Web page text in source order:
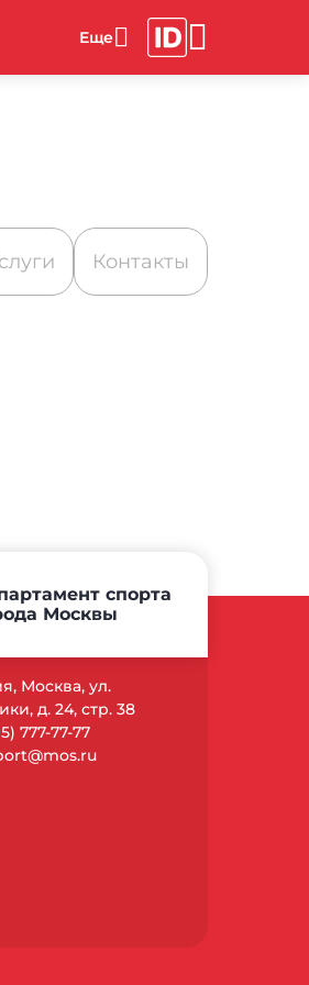
Контакты
спорта
Москвы
Москва, ул.
д. 24, стр. 38
777-77-77